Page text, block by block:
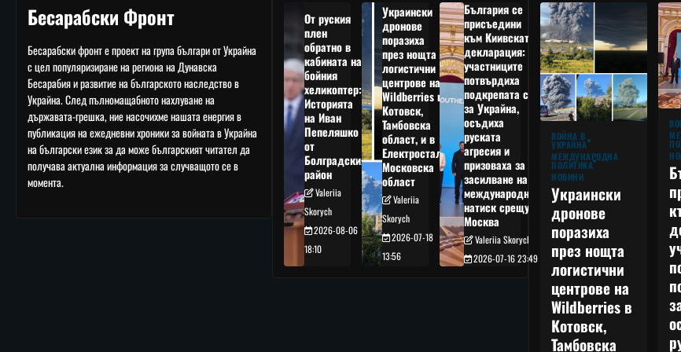
Бесарабски Фронт
Бесарабски фронт е проект на група българи от Украйна
с цел популяризиране на региона на Дунавска
Бесарабия и развитие на българското наследство в
Украйна. След пълномащабното нахлуване на
държавата-грешка, ние насочихме нашата енергия в
публикация на ежедневни хроники за войната в Украйна
на български език за да може българският читател да
получава актуална информация за случващото се в
момента.
От руския
плен
обратно в
кабината на
бойния
хеликоптер:
Историята
на Иван
Пепеляшко
от
Болградския
район
Valeriia
Skorych
2026-08-06
18:10
Украински
дронове
поразиха
през нощта
логистични
центрове на
Wildberries в
Котовск,
Тамбовска
област, и в
Електростал,
Московска
област
Valeriia
Skorych
2026-07-18
13:56
България се
присъедини
към Киивската
декларация:
участниците
потвърдиха
подкрепата си
за Украйна,
осъдиха
руската
агресия и
призоваха за
засилване на
международния
натиск срещу
Москва
Valeriia Skorych
2026-07-16 23:49
ВОЙНА В
УКРАЙНА
МЕЖДУНАРОДНА
ПОЛИТИКА
НОВИНИ
Украински
дронове
поразиха
през нощта
логистични
центрове на
Wildberries в
Котовск,
Тамбовска